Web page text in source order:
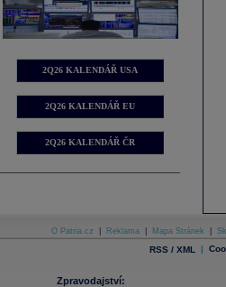
2Q26 KALENDÁŘ USA
2Q26 KALENDÁŘ EU
2Q26 KALENDÁŘ ČR
O Patria.cz Reklama Mapa Stránek
RSS / XML |
Zpravodajství: